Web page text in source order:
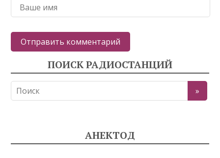
ПОИСК РАДИОСТАНЦИЙ
АНЕКТОД